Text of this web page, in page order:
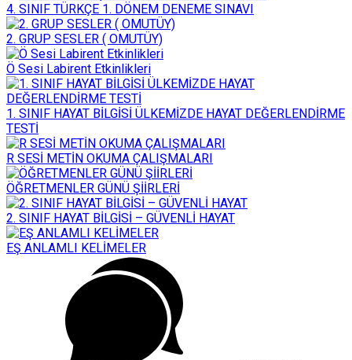
4. SINIF TÜRKÇE 1. DÖNEM DENEME SINAVI
2. GRUP SESLER ( OMUTÜY)
Ö Sesi Labirent Etkinlikleri
1. SINIF HAYAT BİLGİSİ ÜLKEMİZDE HAYAT DEĞERLENDİRME
TESTİ
R SESİ METİN OKUMA ÇALIŞMALARI
ÖĞRETMENLER GÜNÜ ŞİİRLERİ
2. SINIF HAYAT BİLGİSİ – GÜVENLİ HAYAT
EŞ ANLAMLI KELİMELER